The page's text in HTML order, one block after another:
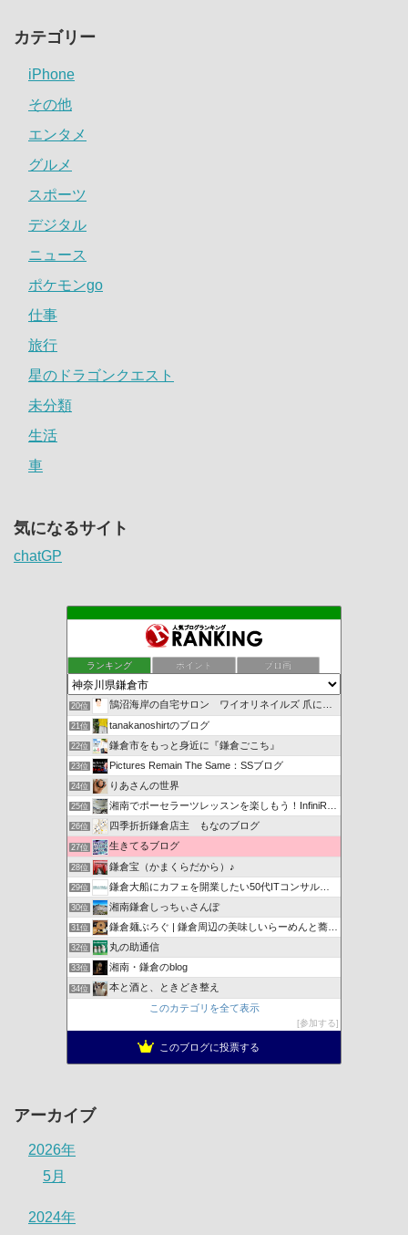
カテゴリー
iPhone
その他
エンタメ
グルメ
スポーツ
デジタル
ニュース
ポケモンgo
仕事
旅行
星のドラゴンクエスト
未分類
生活
車
気になるサイト
chatGP
ランキング ポイント ブロ画
20位 鵠沼海岸の自宅サロン ワイオリネイルズ 爪に優しいジェルネ…
21位 tanakanoshirtのブログ
22位 鎌倉市をもっと身近に『鎌倉ごこち』
23位 Pictures Remain The Same：SSブログ
24位 りあさんの世界
25位 湘南でポーセラーツレッスンを楽しもう！InfiniRose
26位 四季折折鎌倉店主 もなのブログ
27位 生きてるブログ
28位 鎌倉宝（かまくらだから）♪
29位 鎌倉大船にカフェを開業したい50代ITコンサルのブログ
30位 湘南鎌倉しっちぃさんぽ
31位 鎌倉麺ぶろぐ | 鎌倉周辺の美味しいらーめんと蕎麦を紹介
32位 丸の助通信
33位 湘南・鎌倉のblog
34位
本と酒と、ときどき整え
このカテゴリを全て表示
参加する
このブログに投票する
アーカイブ
2026年
5月
2024年